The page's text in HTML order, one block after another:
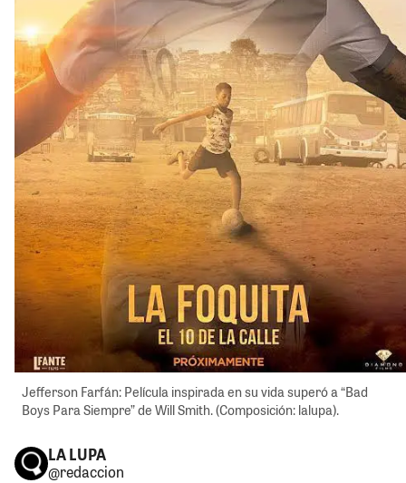
Jefferson Farfán: Película inspirada en su vida superó a “Bad
Boys Para Siempre” de Will Smith. (Composición: lalupa).
LA LUPA
@redaccion